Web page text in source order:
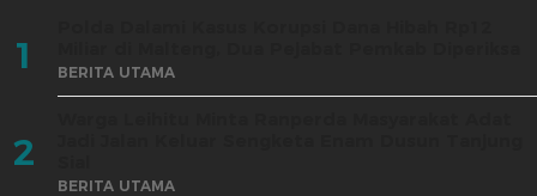
1 BERITA UTAMA
2
BERITA UTAMA